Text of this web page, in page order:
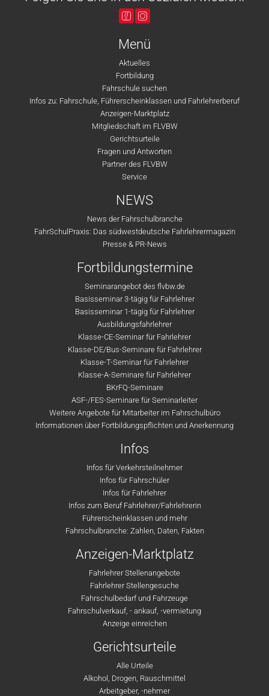
Menü
Aktuelles
Fortbildung
Fahrschule suchen
Infos zu: Fahrschule, Führerscheinklassen und Fahrlehrerberuf
Anzeigen-Marktplatz
Mitgliedschaft im FLVBW
Gerichtsurteile
Fragen und Antworten
Partner des FLVBW
Service
NEWS
News der Fahrschulbranche
FahrSchulPraxis: Das südwestdeutsche Fahrlehrermagazin
Presse & PR-News
Fortbildungstermine
Seminarangebot des flvbw.de
Basisseminar 3-tägig für Fahrlehrer
Basisseminar 1-tägig für Fahrlehrer
Ausbildungsfahrlehrer
Klasse-CE-Seminar für Fahrlehrer
Klasse-DE/Bus-Seminare für Fahrlehrer
Klasse-T-Seminar für Fahrlehrer
Klasse-A-Seminare für Fahrlehrer
BKrFQ-Seminare
ASF-/FES-Seminare für Seminarleiter
Weitere Angebote für Mitarbeiter im Fahrschulbüro
Informationen über Fortbildungspflichten und Anerkennung
Infos
Infos für Verkehrsteilnehmer
Infos für Fahrschüler
Infos für Fahrlehrer
Infos zum Beruf Fahrlehrer/Fahrlehrerin
Führerscheinklassen und mehr
Fahrschulbranche: Zahlen, Daten, Fakten
Anzeigen-Marktplatz
Fahrlehrer Stellenangebote
Fahrlehrer Stellengesuche
Fahrschulbedarf und Fahrzeuge
Fahrschulverkauf, - ankauf, -vermietung
Anzeige einreichen
Gerichtsurteile
Alle Urteile
Alkohol, Drogen, Rauschmittel
Arbeitgeber, -nehmer